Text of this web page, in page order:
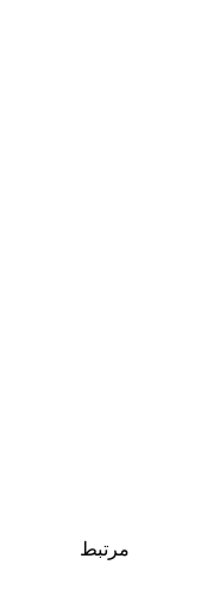
مرتبط